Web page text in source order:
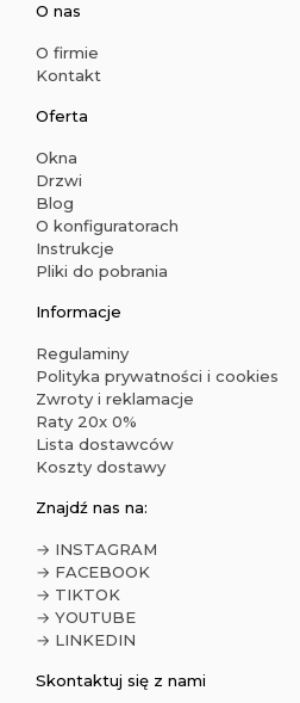
O nas
O firmie
Kontakt
Oferta
Okna
Drzwi
Blog
O konfiguratorach
Instrukcje
Pliki do pobrania
Informacje
Regulaminy
Polityka prywatności i cookies
Zwroty i reklamacje
Raty 20x 0%
Lista dostawców
Koszty dostawy
Znajdź nas na:
→ INSTAGRAM
→ FACEBOOK
→ TIKTOK
→ YOUTUBE
→ LINKEDIN
Skontaktuj się z nami